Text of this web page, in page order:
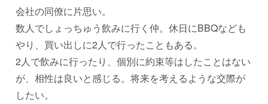
会社の同僚に片思い。
数人でしょっちゅう飲みに行く仲。休日にBBQなども
やり、買い出しに2人で行ったこともある。
2人で飲みに行ったり、個別に約束等はしたことはない
が、相性は良いと感じる。将来を考えるような交際が
したい。